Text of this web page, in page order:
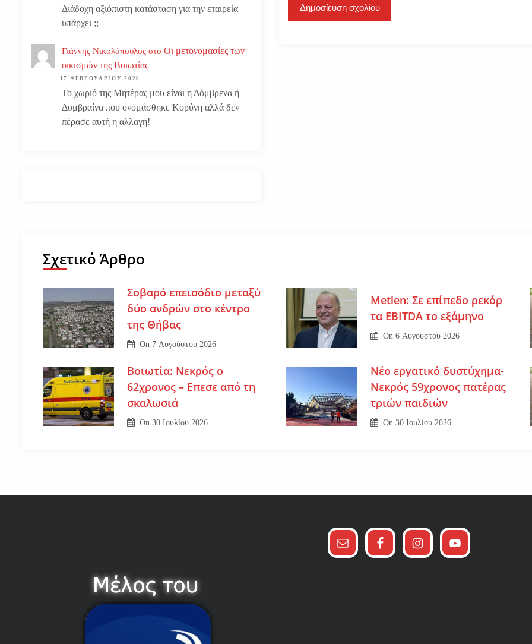
Διάδοχη αξιόπιστη κατάσταση για την εταιρεία
υπάρχει ;;
Γιάννης Νικολόπουλος στο Οι μετονομασίες των
οικισμών της Βοιωτίας
17 ΦΕΒΡΟΥΑΡΊΟΥ 2026
Το χωριό της Μητέρας μου είναι η Δόμβρενα ή
Δομβραίνα που ονομάσθηκε Κορύνη αλλά δεν
πέρασε αυτή η αλλαγή!
Σχετικό Άρθρο
Σοβαρό επεισόδιο μεταξύ
δύο ανδρών στο κέντρο
της Θήβας
On 7 Αυγούστου 2026
Metlen: Σε επίπεδο ρεκόρ
τα EBITDA το εξάμηνο
On6 Αυγούστου 2026
Βοιωτία: Νεκρός ο
62χρονος – Επεσε από τη
σκαλωσιά
On30 Ιουλίου 2026
Νέο εργατικό δυστύχημα-
Νεκρός 59χρονος πατέρας
τριών παιδιών
On30 Ιουλίου 2026